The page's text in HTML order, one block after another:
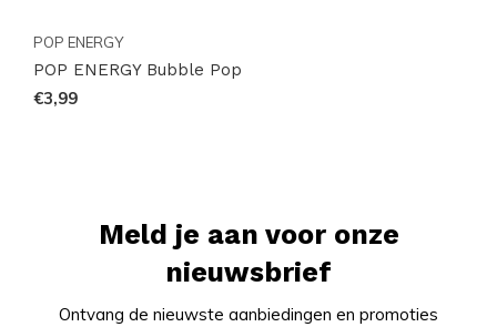
POP ENERGY
POP ENERGY Bubble Pop
€3,99
Meld je aan voor onze
nieuwsbrief
Ontvang de nieuwste aanbiedingen en promoties